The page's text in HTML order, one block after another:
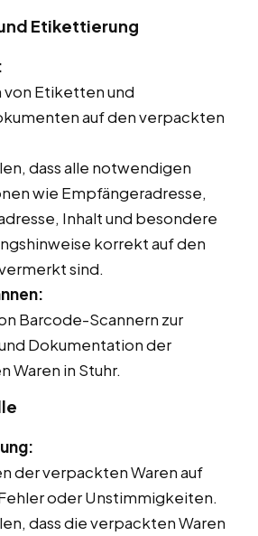
Etikettierung
von Etiketten und
auf den verpackten
dass alle notwendigen
wie Empfängeradresse,
Inhalt und besondere
korrekt auf den
sind.
Barcode-Scannern zur
Dokumentation der
Waren in Stuhr.
der verpackten Waren auf
oder Unstimmigkeiten.
dass die verpackten Waren